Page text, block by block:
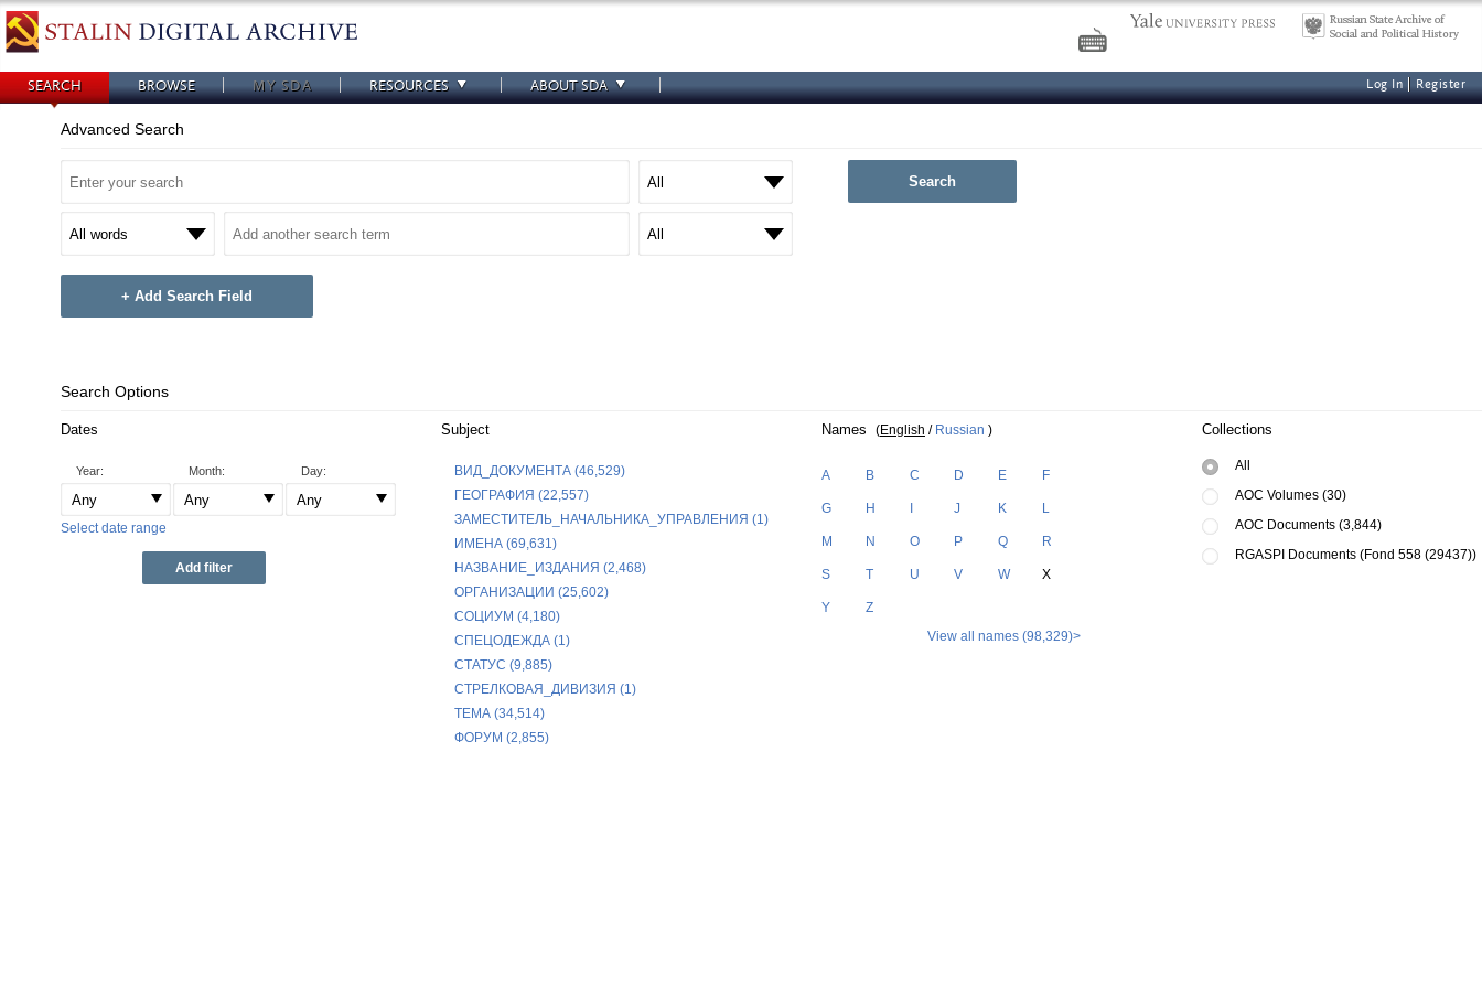
SEARCH BROWSE MY SDA RESOURCES ABOUT SDA Register
Log In
Advanced Search
Search
+ Add Search Field
Search Options
Dates
Year: Month: Day:
Select date range
Subject
ВИД_ДОКУМЕНТА (46,529)
ГЕОГРАФИЯ (22,557)
ЗАМЕСТИТЕЛЬ_НАЧАЛЬНИКА_УПРАВЛЕНИЯ (1)
ИМЕНА (69,631)
НАЗВАНИЕ_ИЗДАНИЯ (2,468)
ОРГАНИЗАЦИИ (25,602)
СОЦИУМ (4,180)
СПЕЦОДЕЖДА (1)
СТАТУС (9,885)
СТРЕЛКОВАЯ_ДИВИЗИЯ (1)
ТЕМА (34,514)
ФОРУМ (2,855)
Names (English / Russian )
A B C D E F
G H J K L
M N O P Q R
S T U V W X
Y
Z
View all names (98,329)>
Collections
All
AOC Volumes (30)
AOC Documents (3,844)
RGASPI Documents (Fond 558 (29437))